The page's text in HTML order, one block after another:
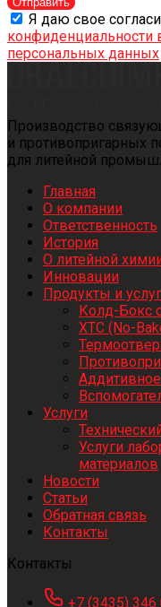
Я даю свое
конфиденциальности
персональных данных
Производство
и противопригарных
для литейной
Главная
О компании
Ответственность
История
О литейной
Инновации
Продукты и
Колд-Бокс
ХТС (No-
Услуги
Услуги
материалов
Новости
Статьи
Обратная связь
Контакты
Контакты
+7 (3435) 346